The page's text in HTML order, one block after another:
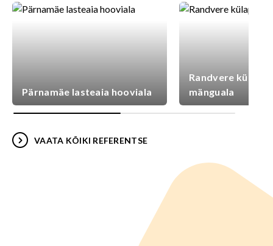
Pärnamäe lasteaia hooviala
Randvere
mänguala
VAATA KÕIKI REFERENTSE